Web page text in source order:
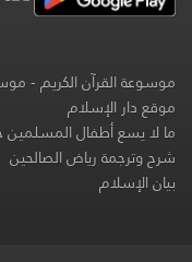
موسوعة القرآن الكريم-
موقع دار الإسلام
ما لا يسع أطفال المسلمين
شرح وترجمة رياض الصالحين
بيان الإسلام